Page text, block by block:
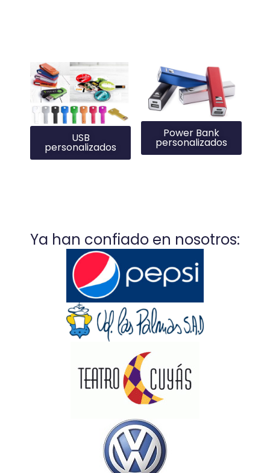
USB
personalizados
Power Bank
personalizados
Ya han confiado en nosotros: